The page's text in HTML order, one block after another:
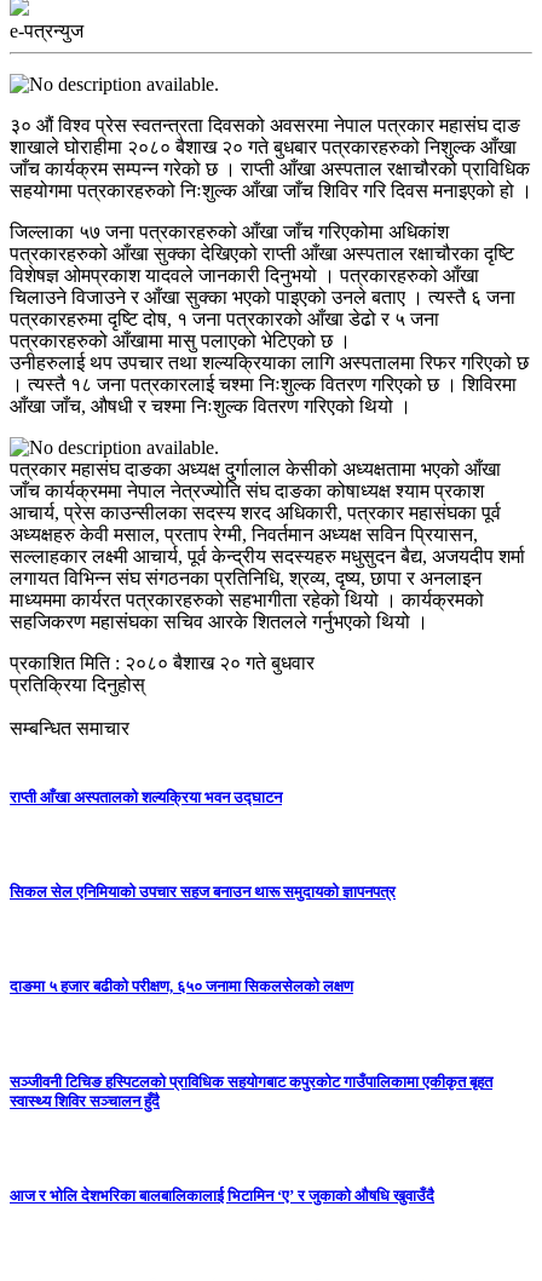
e-पत्रन्युज
३० औं विश्व प्रेस स्वतन्त्रता दिवसको अवसरमा नेपाल पत्रकार महासंघ दाङ
शाखाले घोराहीमा २०८० बैशाख २० गते बुधबार पत्रकारहरुको निशुल्क आँखा
जाँच कार्यक्रम सम्पन्न गरेको छ । राप्ती आँखा अस्पताल रक्षाचौरको प्राविधिक
सहयोगमा पत्रकारहरुको निःशुल्क आँखा जाँच शिविर गरि दिवस मनाइएको हो ।
जिल्लाका ५७ जना पत्रकारहरुको आँखा जाँच गरिएकोमा अधिकांश
पत्रकारहरुको आँखा सुक्का देखिएको राप्ती आँखा अस्पताल रक्षाचौरका दृष्टि
विशेषज्ञ ओमप्रकाश यादवले जानकारी दिनुभयो । पत्रकारहरुको आँखा
चिलाउने विजाउने र आँखा सुक्का भएको पाइएको उनले बताए । त्यस्तै ६ जना
पत्रकारहरुमा दृष्टि दोष, १ जना पत्रकारको आँखा डेढो र ५ जना
पत्रकारहरुको आँखामा मासु पलाएको भेटिएको छ ।
उनीहरुलाई थप उपचार तथा शल्यक्रियाका लागि अस्पतालमा रिफर गरिएको छ
। त्यस्तै १८ जना पत्रकारलाई चश्मा निःशुल्क वितरण गरिएको छ । शिविरमा
आँखा जाँच, औषधी र चश्मा निःशुल्क वितरण गरिएको थियो ।
पत्रकार महासंघ दाङका अध्यक्ष दुर्गालाल केसीको अध्यक्षतामा भएको आँखा
जाँच कार्यक्रममा नेपाल नेत्रज्योति संघ दाङका कोषाध्यक्ष श्याम प्रकाश
आचार्य, प्रेस काउन्सीलका सदस्य शरद अधिकारी, पत्रकार महासंघका पूर्व
अध्यक्षहरु केवी मसाल, प्रताप रेग्मी, निवर्तमान अध्यक्ष सविन प्रियासन,
सल्लाहकार लक्ष्मी आचार्य, पूर्व केन्द्रीय सदस्यहरु मधुसुदन बैद्य, अजयदीप शर्मा
लगायत विभिन्न संघ संगठनका प्रतिनिधि, श्रव्य, दृष्य, छापा र अनलाइन
माध्यममा कार्यरत पत्रकारहरुको सहभागीता रहेको थियो । कार्यक्रमको
सहजिकरण महासंघका सचिव आरके शितलले गर्नुभएको थियो ।
प्रकाशित मिति : २०८० बैशाख २० गते बुधवार
प्रतिक्रिया दिनुहोस्
सम्बन्धित समाचार
राप्ती आँखा अस्पतालको शल्यक्रिया भवन उद्घाटन
सिकल सेल एनिमियाको उपचार सहज बनाउन थारू समुदायको ज्ञापनपत्र
दाङमा ५ हजार बढीको परीक्षण, ६५० जनामा सिकलसेलको लक्षण
सञ्जीवनी टिचिङ हस्पिटलको प्राविधिक सहयोगबाट कपुरकोट गाउँपालिकामा एकीकृत बृहत
स्वास्थ्य शिविर सञ्चालन हुँदै
आज र भोलि देशभरिका बालबालिकालाई भिटामिन ‘ए’ र जुकाको औषधि खुवाउँदै